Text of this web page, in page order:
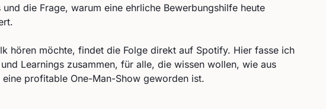
die Frage, warum eine ehrliche Bewerbungshilfe heute
hören möchte, findet die Folge direkt auf Spotify. Hier fasse ich
Learnings zusammen, für alle, die wissen wollen, wie aus
profitable One-Man-Show geworden ist.